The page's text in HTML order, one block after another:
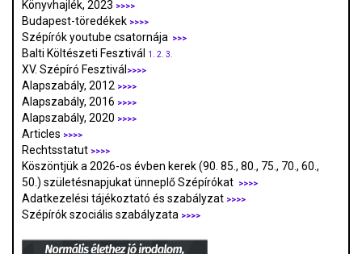
Könyvhajlék, 2023 >>>>
Budapest-töredékek >>>>
Szépírók youtube csatornája >>>
Balti Költészeti Fesztivál 1. 2. 3.
XV. Szépíró Fesztivál >>>>
Alapszabály, 2012 >>>>
Alapszabály, 2016 >>>>
Alapszabály, 2020 >>>>
Articles >>>>
Rechtsstatut >>>>
Köszöntjük a 2026-os évben kerek (90. 85., 80., 75., 70., 60.,
50.) születésnapjukat ünneplő Szépírókat
>>>>
Adatkezelési tájékoztató és szabályzat >>>>
Szépírók szociális szabályzata >>>>